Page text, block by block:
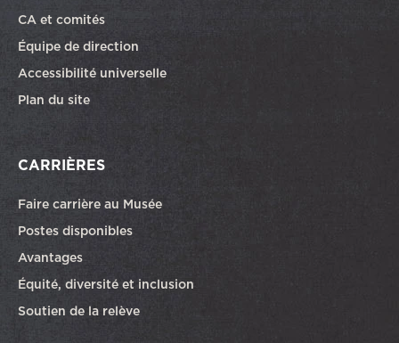
CA et comités
Équipe de direction
Accessibilité universelle
Plan du site
CARRIÈRES
Faire carrière au Musée
Postes disponiblesCe lien ouvrira dans une autre fenêtre
Avantages
Équité, diversité et inclusion
Soutien de la relève